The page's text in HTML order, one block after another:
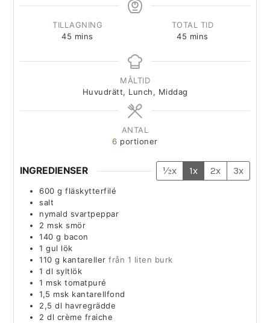
TILLAGNING
45 mins
TOTAL TID
45 mins
MÅLTID
Huvudrätt, Lunch, Middag
ANTAL
6 portioner
INGREDIENSER ½x 1x 2x 3x
600 g fläskytterfilé
salt
nymald svartpeppar
2 msk smör
140 g bacon
1 gul lök
110 g kantareller från 1 liten burk
1 dl syltlök
1 msk tomatpuré
1,5 msk kantarellfond
2,5 dl havregrädde
2 dl crème fraiche